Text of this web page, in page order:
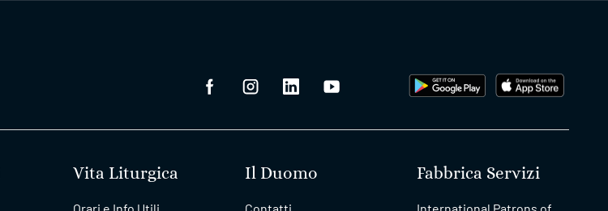
Vita Liturgica Il Duomo Fabbrica Servizi